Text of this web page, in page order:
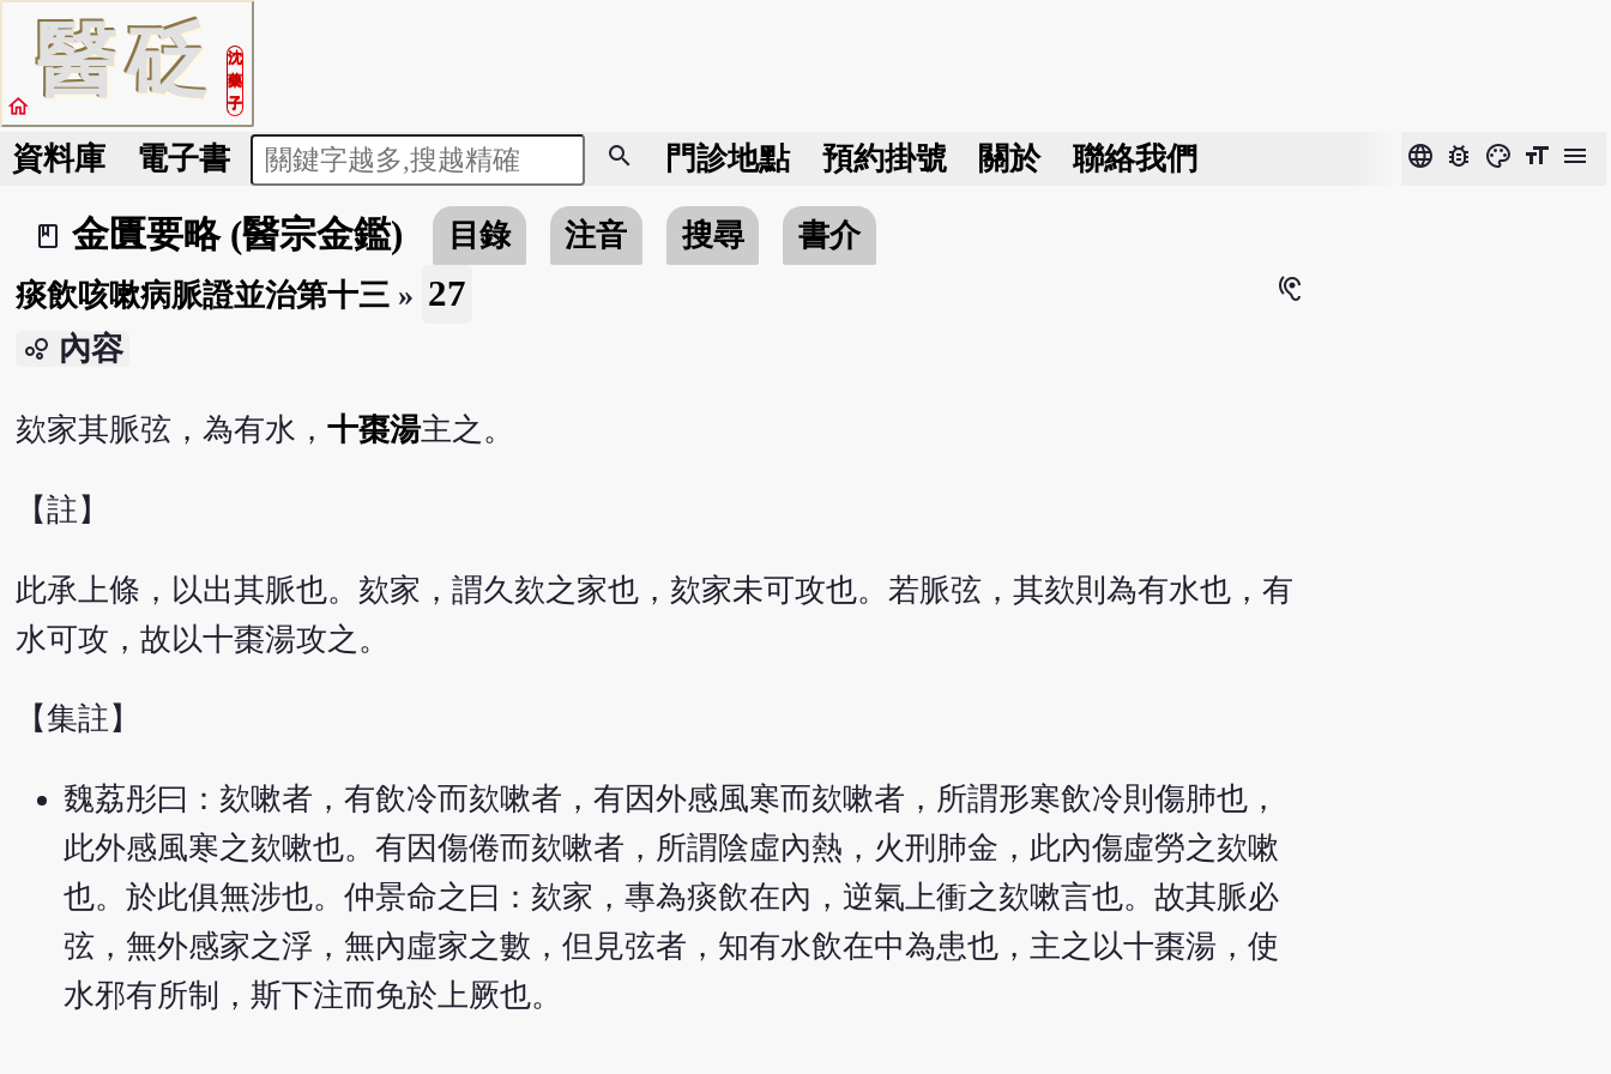
醫砭
沈
藥
子
home
資料庫 電子書 search 門診地點 預約掛號 關於 聯絡我們 language bug_report color_lens format_size menu
book_2
金匱要略 (醫宗金鑑) 目錄 注音 搜尋
書介
痰飲咳嗽病脈證並治第十三» 27 hearing
bubble_chart 內容
欬家其脈弦，為有水， 十棗湯主之。
【註】
此承上條，以出其脈也。欬家，謂久欬之家也，欬家未可攻也。若脈弦，其欬則為有水也，有
水可攻，故以十棗湯攻之。
【集註】
魏荔彤曰：欬嗽者，有飲冷而欬嗽者，有因外感風寒而欬嗽者，所謂形寒飲冷則傷肺也，
此外感風寒之欬嗽也。有因傷倦而欬嗽者，所謂陰虛內熱，火刑肺金，此內傷虛勞之欬嗽
也。於此俱無涉也。仲景命之曰：欬家，專為痰飲在內，逆氣上衝之欬嗽言也。故其脈必
弦，無外感家之浮，無內虛家之數，但見弦者，知有水飲在中為患也，主之以十棗湯，使
水邪有所制，斯下注而免於上厥也。